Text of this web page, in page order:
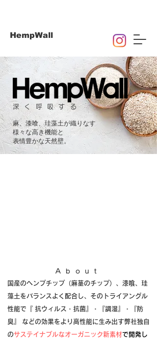
HempWall
深く呼吸する
麻、漆喰、珪藻土が織りなす
様々な高き機能と
​表情豊かな天然壁。
About
国産のヘンプチップ（麻茎のチップ）、漆喰、珪
藻土をバランスよく配合し、そのトライアングル
性能で『 抗ウィルス・抗菌』・『調湿』・『防
臭』 などの効果をより高性能に生み出す弊社独自
のサステイナブルなオーガニック新素材で開発し